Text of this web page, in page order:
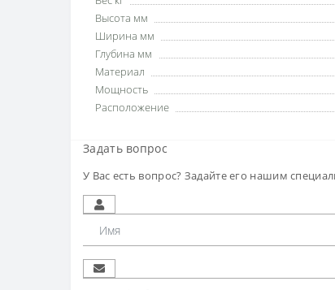
Высота мм
Ширина мм
Глубина мм
Материал
Мощность
Расположение
Задать вопрос
У Вас есть вопрос? Задайте его нашим